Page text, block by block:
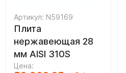
Артикул: N59169
Плита
нержавеющая 28
мм AISI 310S
Цена: